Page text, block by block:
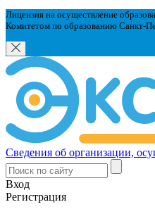
Лицензия на осуществление
Комитетом по образованию Санкт-
Сведения об организации,
Вход
Регистрация